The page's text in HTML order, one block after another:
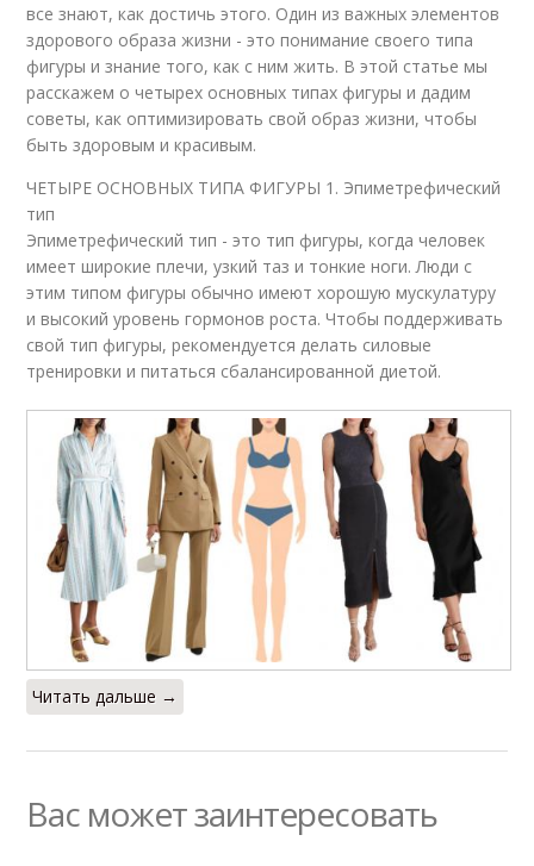
все знают, как достичь этого. Один из важных элементов
здорового образа жизни - это понимание своего типа
фигуры и знание того, как с ним жить. В этой статье мы
расскажем о четырех основных типах фигуры и дадим
советы, как оптимизировать свой образ жизни, чтобы
быть здоровым и красивым.
ЧЕТЫРЕ ОСНОВНЫХ ТИПА ФИГУРЫ 1. Эпиметрефический
тип
Эпиметрефический тип - это тип фигуры, когда человек
имеет широкие плечи, узкий таз и тонкие ноги. Люди с
этим типом фигуры обычно имеют хорошую мускулатуру
и высокий уровень гормонов роста. Чтобы поддерживать
свой тип фигуры, рекомендуется делать силовые
тренировки и питаться сбалансированной диетой.
Читать дальше →
Вас может заинтересовать